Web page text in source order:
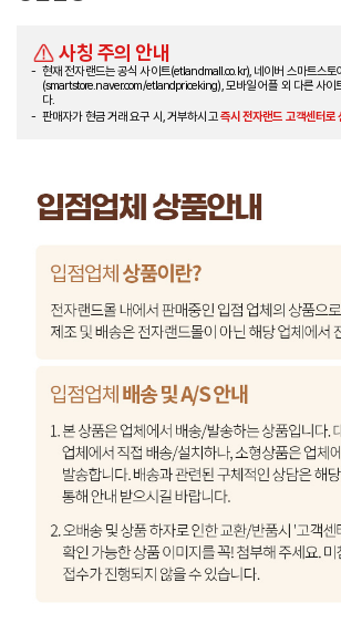
사칭 주의 안내
현재 전자랜드는 공식 사이트(etlandmall.co.kr), 네이버 스마트스토
(smartstore.naver.com/etlandpriceking), 모바일 어플 외 다른 사이
다.
판매자가 현금 거래 요구 시, 거부하시고즉시 전자랜드 고객센터로